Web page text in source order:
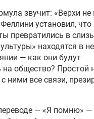
звучит: «Верхи не
установил, что
превратились в
находятся в
— как они будут
на общество? Простой
ними все связи,
— «Я помню» —